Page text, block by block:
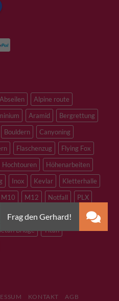
Abseilen
Alpine route
Aramid
Bergrettung
Bouldern
Canyoning
Flaschenzug
Flying Fox
Hochtouren
Höhenarbeiten
Inox Kevlar
Kletterhalle
M10 M12 Notfall
PLX
Skitouren
Slacklining
Bridge
Titan
KONTAKT AGB